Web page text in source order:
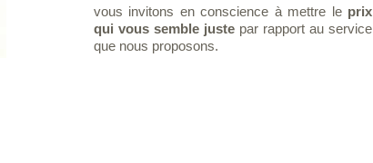
vous invitons en conscience à mettre le prix
qui vous semble juste par rapport au service
que nous proposons.